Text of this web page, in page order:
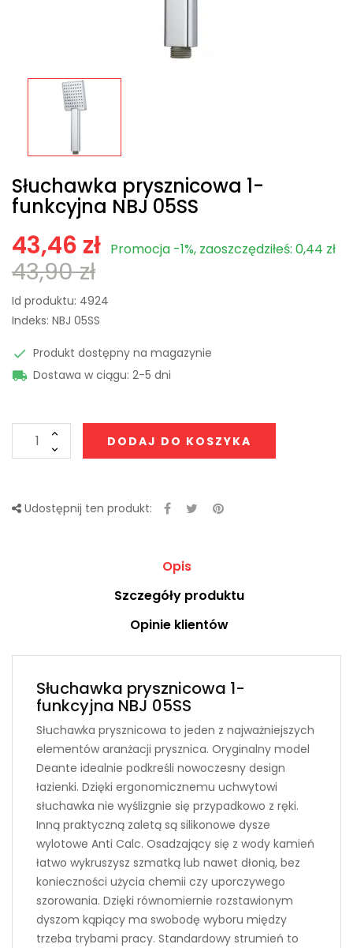
Słuchawka prysznicowa 1-
funkcyjna NBJ 05SS
43,46 zł Promocja -1%, zaoszczędziłeś: 0,44 zł
43,90 zł
Id produktu: 4924
Indeks: NBJ 05SS
 Produkt dostępny na magazynie
 Dostawa w ciągu: 2-5 dni
DODAJ DO KOSZYKA
Udostępnij ten produkt:
Opis
Szczegóły produktu
Opinie klientów
Słuchawka prysznicowa 1-
funkcyjna NBJ 05SS
Słuchawka prysznicowa to jeden z najważniejszych
elementów aranżacji prysznica. Oryginalny model
Deante idealnie podkreśli nowoczesny design
łazienki. Dzięki ergonomicznemu uchwytowi
słuchawka nie wyślizgnie się przypadkowo z ręki.
Inną praktyczną zaletą są silikonowe dysze
wylotowe Anti Calc. Osadzający się z wody kamień
łatwo wykruszysz szmatką lub nawet dłonią, bez
konieczności użycia chemii czy uporczywego
szorowania. Dzięki równomiernie rozstawionym
dyszom kąpiący ma swobodę wyboru między
trzeba trybami pracy. Standardowy strumień to